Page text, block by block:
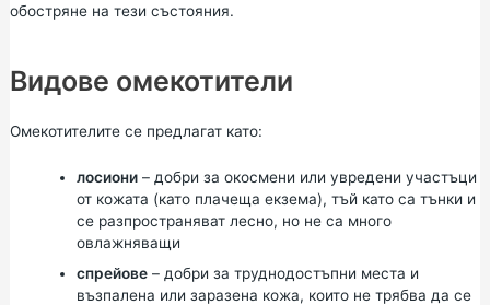
обостряне на тези състояния.
Видове омекотители
Омекотителите се предлагат като:
лосиони– добри за окосмени или увредени участъци
от кожата (като плачеща екзема), тъй като са тънки и
се разпространяват лесно, но не са много
овлажняващи
спрейове– добри за труднодостъпни места и
възпалена или заразена кожа, които не трябва да се